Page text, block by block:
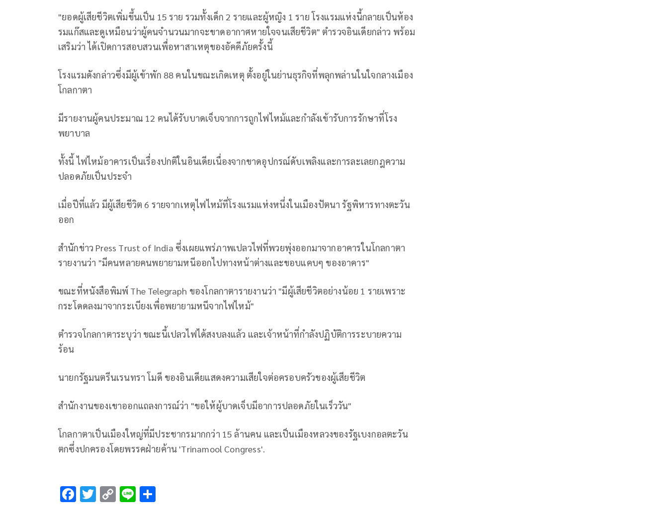
"ยอดผู้เสียชีวิตเพิ่มขึ้นเป็น 15 ราย รวมทั้งเด็ก 2 รายและผู้หญิง 1 ราย โรงแรมแห่งนี้กลายเป็นห้อง
รมแก๊สและดูเหมือนว่าผู้คนจำนวนมากจะขาดอากาศหายใจจนเสียชีวิต" ตำรวจอินเดียกล่าว พร้อม
เสริมว่า ได้เปิดการสอบสวนเพื่อหาสาเหตุของอัคคีภัยครั้งนี้
โรงแรมดังกล่าวซึ่งมีผู้เข้าพัก 88 คนในขณะเกิดเหตุ ตั้งอยู่ในย่านธุรกิจที่พลุกพล่านในใจกลางเมือง
โกลกาตา
มีรายงานผู้คนประมาณ 12 คนได้รับบาดเจ็บจากการถูกไฟไหม้และกำลังเข้ารับการรักษาที่โรง
พยาบาล
ทั้งนี้ ไฟไหม้อาคารเป็นเรื่องปกติในอินเดียเนื่องจากขาดอุปกรณ์ดับเพลิงและการละเลยกฎความ
ปลอดภัยเป็นประจำ
เมื่อปีที่แล้ว มีผู้เสียชีวิต 6 รายจากเหตุไฟไหม้ที่โรงแรมแห่งหนึ่งในเมืองปัตนา รัฐพิหารทางตะวัน
ออก
สำนักข่าว Press Trust of India ซึ่งเผยแพร่ภาพเปลวไฟที่พวยพุ่งออกมาจากอาคารในโกลกาตา
รายงานว่า "มีคนหลายคนพยายามหนีออกไปทางหน้าต่างและขอบแคบๆ ของอาคาร"
ขณะที่หนังสือพิมพ์ The Telegraph ของโกลกาตารายงานว่า "มีผู้เสียชีวิตอย่างน้อย 1 รายเพราะ
กระโดดลงมาจากระเบียงเพื่อพยายามหนีจากไฟไหม้"
ตำรวจโกลกาตาระบุว่า ขณะนี้เปลวไฟได้สงบลงแล้ว และเจ้าหน้าที่กำลังปฏิบัติการระบายความ
ร้อน
นายกรัฐมนตรีนเรนทรา โมดี ของอินเดียแสดงความเสียใจต่อครอบครัวของผู้เสียชีวิต
สำนักงานของเขาออกแถลงการณ์ว่า "ขอให้ผู้บาดเจ็บมีอาการปลอดภัยในเร็ววัน"
โกลกาตาเป็นเมืองใหญ่ที่มีประชากรมากกว่า 15 ล้านคน และเป็นเมืองหลวงของรัฐเบงกอลตะวัน
ตกซึ่งปกครองโดยพรรคฝ่ายค้าน 'Trinamool Congress'.
F T C Li